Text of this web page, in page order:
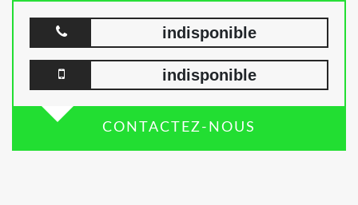
indisponible
indisponible
CONTACTEZ-NOUS